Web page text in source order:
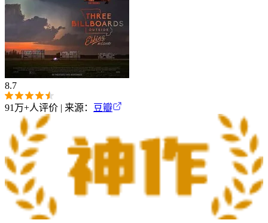
8.7
91万+人评价 | 来源： 豆瓣